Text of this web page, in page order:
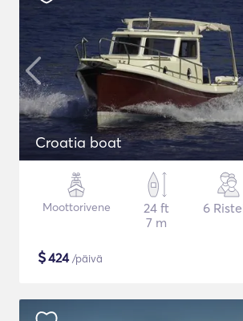
Croatia boat
Moottorivene
24 ft
7 m
6
$424/päivä